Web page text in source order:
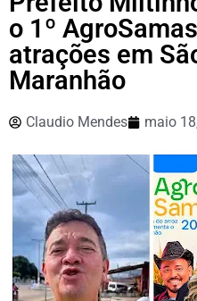
o 1º
atrações em
Maranhão
Claudio Mendes maio